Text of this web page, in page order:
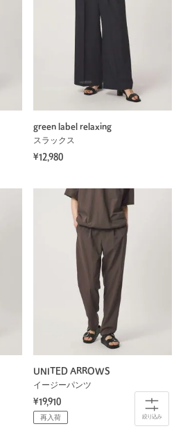
green label relaxing
スラックス
¥12,980
UNITED ARROWS
イージーパンツ
¥19,910
再入荷 絞り込み